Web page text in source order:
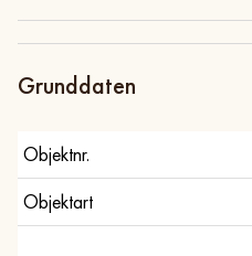
Zur Objektliste
Grunddaten
Objektnr.
Objektart